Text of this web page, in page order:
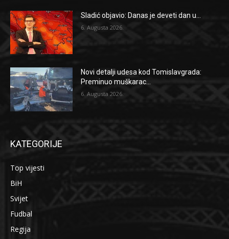
Sladić objavio: Danas je deveti dan u...
6. Augusta 2026.
Novi detalji udesa kod Tomislavgrada:
Preminuo muškarac...
6. Augusta 2026.
KATEGORIJE
Top vijesti
BiH
Svijet
Fudbal
Regija